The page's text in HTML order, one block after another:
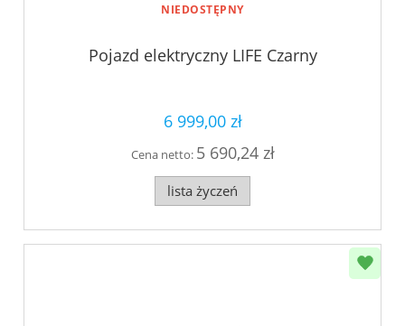
NIEDOSTĘPNY
Pojazd elektryczny LIFE Czarny
6 999,00 zł
Cena netto: 5 690,24 zł
lista życzeń